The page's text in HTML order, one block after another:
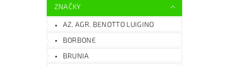
ZNAČKY
AZ. AGR. BENOTTO LUIGINO
BORBONE
BRUNIA